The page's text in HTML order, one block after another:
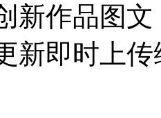
新作品图
新即时上